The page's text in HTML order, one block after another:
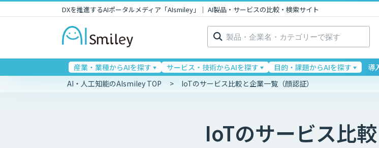
DXを推進するAIポータルメディア「AIsmiley」｜ AI製品・サービスの比較・検索サイト
検
索:
産業・業種からAIを探す サービス・技術からAIを探す 目的・課題からAIを探す 導
AI・人工知能のAIsmiley TOP IoTのサービス比較と企業一覧（顔認証）
IoTのサービス比